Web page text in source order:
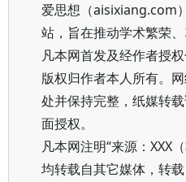
爱思想（aisixiang.com
站，旨在推动学术繁荣、
凡本网首发及经作者授
版权归作者本人所有。
处并保持完整，纸媒转
面授权。
凡本网注明“来源：XXX
均转载自其它媒体，转